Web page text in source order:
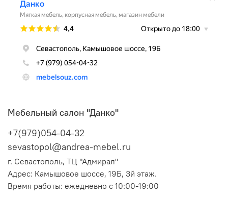
Мебельный салон "Данко"
+7(979)054-04-32
sevastopol@andrea-mebel.ru
г. Севастополь, ТЦ "Адмирал"
Адрес: Камышовое шоссе, 19Б, 3й этаж.
Время работы: ежедневно с 10:00-19:00